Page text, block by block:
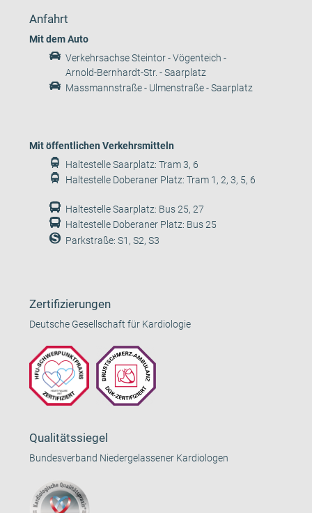
Anfahrt
Mit dem Auto
Verkehrsachse Steintor - Vögenteich -
Arnold-Bernhardt-Str. - Saarplatz
Massmannstraße - Ulmenstraße - Saarplatz
Mit öffentlichen Verkehrsmitteln
Haltestelle Saarplatz: Tram 3, 6
Haltestelle Doberaner Platz: Tram 1, 2, 3, 5, 6
Haltestelle Saarplatz: Bus 25, 27
Haltestelle Doberaner Platz: Bus 25
Parkstraße: S1, S2, S3
Zertifizierungen
Deutsche Gesellschaft für Kardiologie
Qualitätssiegel
Bundesverband Niedergelassener Kardiologen